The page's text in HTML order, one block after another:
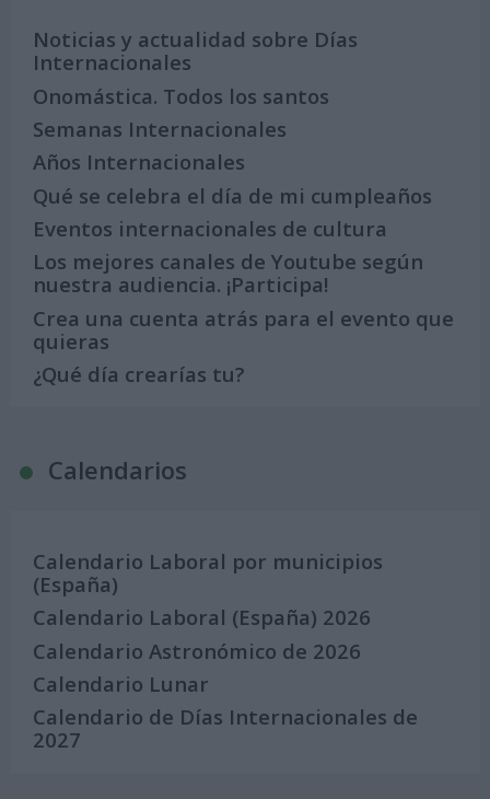
Noticias y actualidad sobre Días
Internacionales
Onomástica. Todos los santos
Semanas Internacionales
Años Internacionales
Qué se celebra el día de mi cumpleaños
Eventos internacionales de cultura
Los mejores canales de Youtube según
nuestra audiencia. ¡Participa!
Crea una cuenta atrás para el evento que
quieras
¿Qué día crearías tu?
Calendarios
Calendario Laboral por municipios
(España)
Calendario Laboral (España) 2026
Calendario Astronómico de 2026
Calendario Lunar
Calendario de Días Internacionales de
2027